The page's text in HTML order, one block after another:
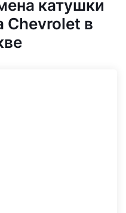
катушки
Chevrolet в